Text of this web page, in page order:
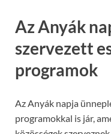
Az Anyák
szervezett
programok
Az Anyák napja
programokkal is jár,